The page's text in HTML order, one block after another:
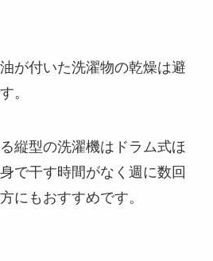
が付いた洗濯物の乾燥は避
。
縦型の洗濯機はドラム式ほ
で干す時間がなく週に数回
にもおすすめです。